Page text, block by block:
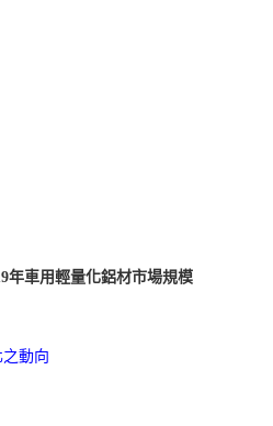
年車用輕量化鋁材市場規模
動向